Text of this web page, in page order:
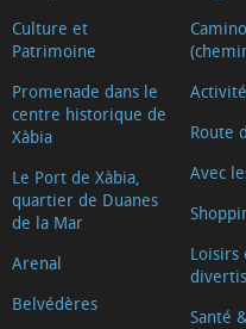
Culture et
Patrimoine
Promenade dans le
centre historique de
Xàbia
Le Port de Xàbia,
quartier de Duanes
de la Mar
Arenal
Belvédères
Route
Avec
Loisirs
Santé